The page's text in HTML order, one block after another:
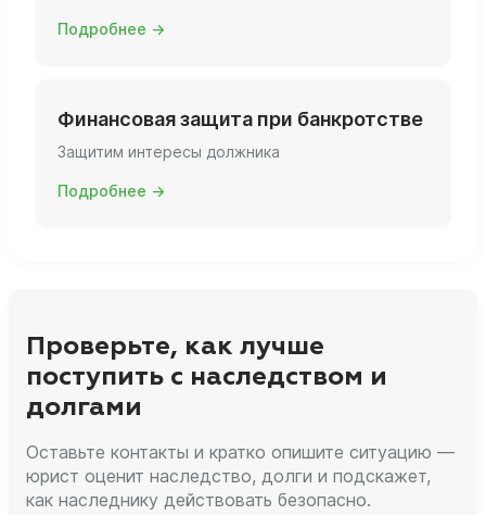
Подробнее →
Финансовая защита при банкротстве
Защитим интересы должника
Подробнее →
Проверьте, как лучше
поступить с наследством и
долгами
Оставьте контакты и кратко опишите ситуацию —
юрист оценит наследство, долги и подскажет,
как наследнику действовать безопасно.